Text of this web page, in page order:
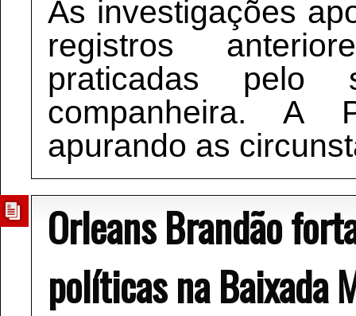
As investigações
registros
praticadas pelo
companheira. A
apurando as
Orleans Brandão
políticas na Baixada